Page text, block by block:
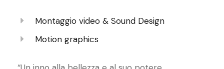
Montaggio video & Sound Design
Motion graphics